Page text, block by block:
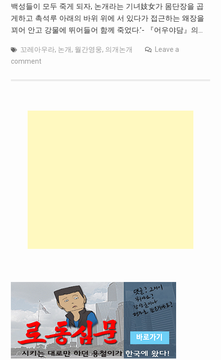
백성들이 모두 죽게 되자, 논개라는 기녀妓女가 몸단장을 곱
게하고 촉석루 아래의 바위 위에 서 있다가 접근하는 왜장을
꾀어 안고 강물에 뛰어들어 함께 죽었다.’- 『어우야담』의…
꼬레아우라, 논개, 월간영웅, 의개논개
Leave a
comment